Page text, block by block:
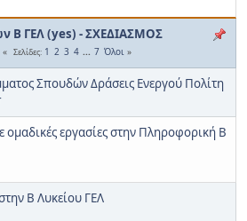
Β ΓΕΛ (yes) - ΣΧΕΔΙΑΣΜΟΣ
Σελίδες 1 2 3 4 ... 7 Όλοι
Σπουδών Δράσεις Ενεργού Πολίτη
ομαδικές εργασίες στην Πληροφορική Β
Β Λυκείου ΓΕΛ